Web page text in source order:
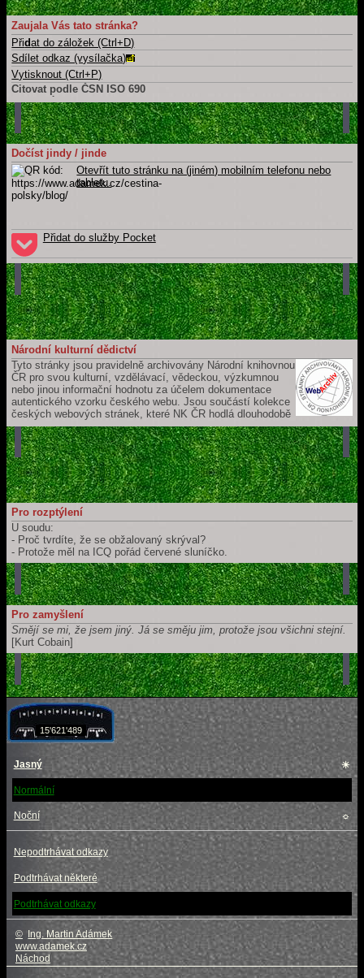
Hlavní strana blogu
Všechny články
Zaujala Vás tato stránka?
Přidat do záložek (Ctrl+D)
Sdílet odkaz (vysílačka)
Vytisknout (Ctrl+P)
Citovat podle ČSN ISO 690
Tuto stránku
ADÁMEK, Martin. Blog (čeština): Český jazyk pro Poláky.Martin
Adámek[online]. Náchod / Meziměstí [cit. 2026-08-06]. Dostupné z:
https://www.adamek.cz/cestina-polsky/blog
Celý web
ADÁMEK, Martin.Martin Adámek[online]. Náchod / Meziměstí [cit.
2026-08-06]. Dostupné z: https://www.adamek.cz
Dočíst jindy / jinde
Otevřít tuto stránku na (jiném) mobilním telefonu nebo
tabletu.
Přidat do služby Pocket
Národní kulturní dědictví
Tyto stránky jsou pravidelně archivovány Národní knihovnou
ČR pro svou kulturní, vzdělávací, vědeckou, výzkumnou
nebo jinou informační hodnotu za účelem dokumentace
autentického vzorku českého webu. Jsou součástí kolekce
českých webových stránek, které NK ČR hodlá dlouhodobě
uchovávat a zpřístupňovat pro budoucí generace. Jejich záznam je
součástí České národní bibliografie a katalogu NK ČR.
Pro rozptýlení
U soudu:
- Proč tvrdíte, že se obžalovaný skrýval?
- Protože měl na ICQ pořád červené sluníčko.
Pro zamyšlení
Smějí se mi, že jsem jiný. Já se směju jim, protože jsou všichni stejní.
[Kurt Cobain]
15'621'489
Jasný ☀
Normální
Noční ☼
Nepodtrhávat odkazy
Podtrhávat některé
Podtrhávat odkazy
©
Ing. Martin Adámek
www.adamek.cz
Náchod